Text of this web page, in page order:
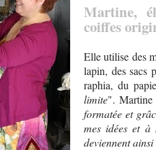
Martine,
coiffes
Elle utilise des
lapin, des sacs
raphia, du
limite". Martine
formatée et
mes idées et à
deviennent